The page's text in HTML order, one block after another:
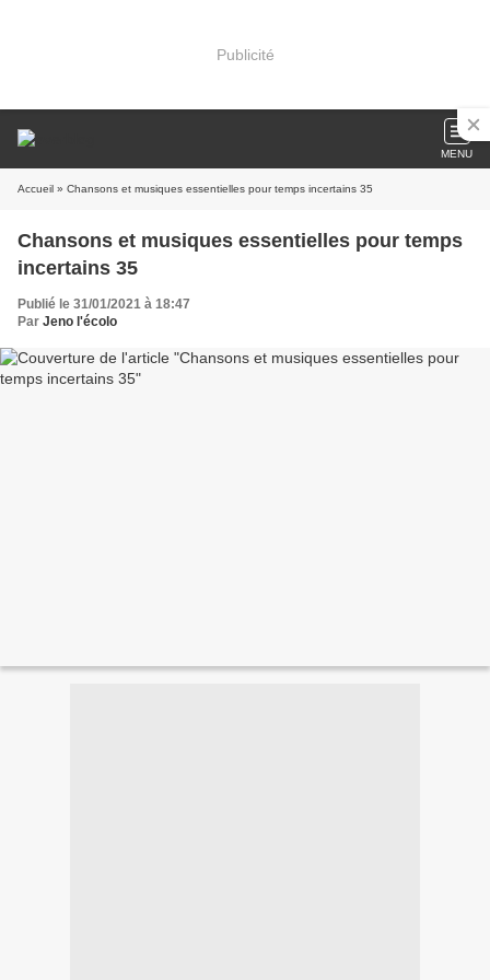
Publicité
MENU
Accueil » Chansons et musiques essentielles pour temps incertains 35
Chansons et musiques essentielles pour temps
incertains 35
Publié le 31/01/2021 à 18:47
Par Jeno l'écolo